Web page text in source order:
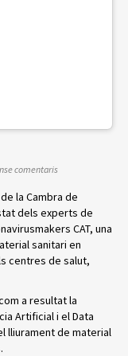
comentaris
la Cambra de
dels experts de
CAT, una
sanitari en
centres de salut,
a resultat la
Artificial i el Data
lliurament de material